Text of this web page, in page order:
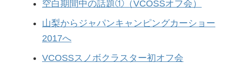
空白期間中の話題①（VCOSSオフ会）
山梨からジャパンキャンピングカーショー
2017へ
VCOSSスノボクラスター初オフ会